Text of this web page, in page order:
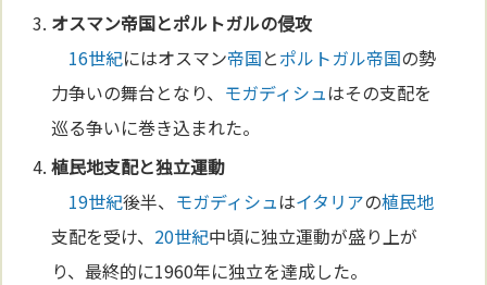
オスマン帝国とポルトガルの侵攻
16世紀にはオスマン帝国とポルトガル帝国の勢
力争いの舞台となり、 モガディシュはその支配を
巡る争いに巻き込まれた。
植民地支配と独立運動
19世紀後半、 モガディシュはイタリアの植民地
支配を受け、 20世紀中頃に独立運動が盛り上が
り、最終的に1960年に独立を達成した。